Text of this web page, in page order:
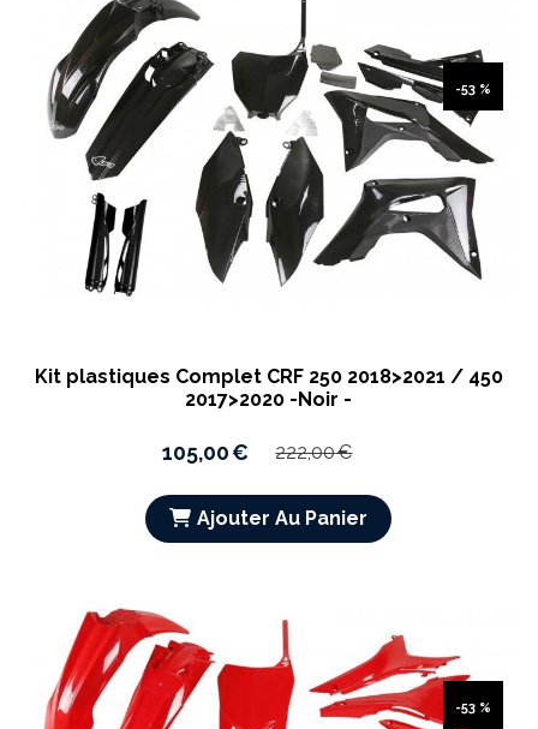
-53 %
Kit plastiques Complet CRF 250 2018>2021 / 450
2017>2020 -Noir -
105,00€ 222,00€
Ajouter Au Panier
-53 %